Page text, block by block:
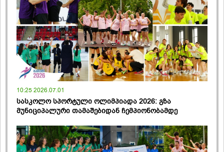
10:25 2026.07.01
სასკოლო სპორტული ოლიმპიადა 2026: გზა
მუნიციპალური თამაშებიდან ჩემპიონობამდე